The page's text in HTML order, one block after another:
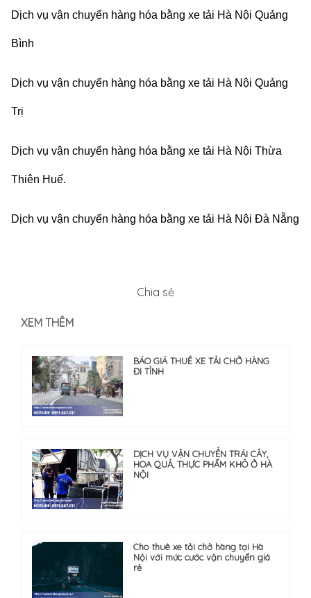
Dịch vụ vận chuyển hàng hóa bằng xe tải Hà Nội Quảng
Bình
Dịch vụ vận chuyển hàng hóa bằng xe tải Hà Nội Quảng
Trị
Dịch vụ vận chuyển hàng hóa bằng xe tải Hà Nội Thừa
Thiên Huế.
Dịch vụ vận chuyển hàng hóa bằng xe tải Hà Nội Đà Nẵng
Chia sẻ
XEM THÊM
BÁO GIÁ THUÊ XE TẢI CHỞ HÀNG
ĐI TỈNH
DỊCH VỤ VẬN CHUYỂN TRÁI CÂY,
HOA QUẢ, THỰC PHẨM KHÔ Ở HÀ
NỘI
Cho thuê xe tải chở hàng tại Hà
Nội với mức cước vận chuyển giá
rẻ